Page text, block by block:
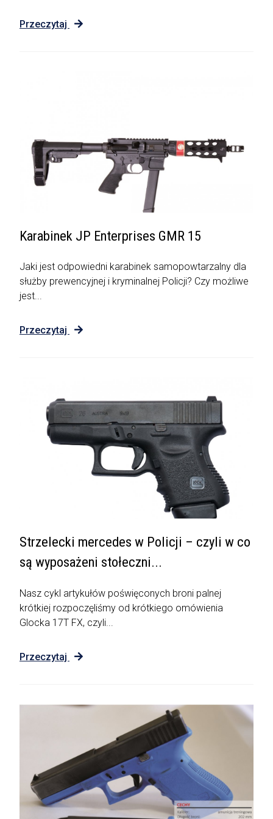
Przeczytaj
Karabinek JP Enterprises GMR 15
Jaki jest odpowiedni karabinek samopowtarzalny dla
służby prewencyjnej i kryminalnej Policji? Czy możliwe
jest...
Przeczytaj
Strzelecki mercedes w Policji – czyli w co
są wyposażeni stołeczni...
Nasz cykl artykułów poświęconych broni palnej
krótkiej rozpoczęliśmy od krótkiego omówienia
Glocka 17T FX, czyli...
Przeczytaj